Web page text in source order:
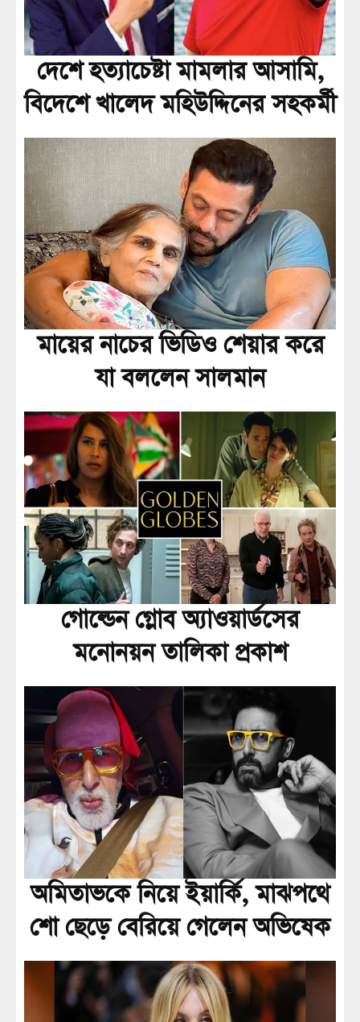
দেশে হত্যাচেষ্টা মামলার আসামি,
বিদেশে খালেদ মহিউদ্দিনের সহকর্মী
মায়ের নাচের ভিডিও শেয়ার করে
যা বললেন সালমান
গোল্ডেন গ্লোব অ্যাওয়ার্ডসের
মনোনয়ন তালিকা প্রকাশ
অমিতাভকে নিয়ে ইয়ার্কি, মাঝপথে
শো ছেড়ে বেরিয়ে গেলেন অভিষেক